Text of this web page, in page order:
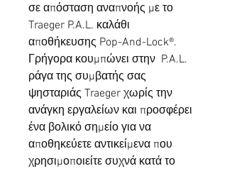
σε απόσταση αναπνοής με το
Traeger P.A.L. καλάθι
αποθήκευσης Pop-And-Lock®.
Γρήγορα κουμπώνει στην P.A.L.
ράγα της συμβατής σας
ψησταριάς Traeger χωρίς την
ανάγκη εργαλείων και προσφέρει
ένα βολικό σημείο για να
αποθηκεύετε αντικείμενα που
χρησιμοποιείτε συχνά κατά το